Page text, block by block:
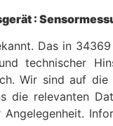
:
Das in
technischer
Wir sind auf
die relevanten